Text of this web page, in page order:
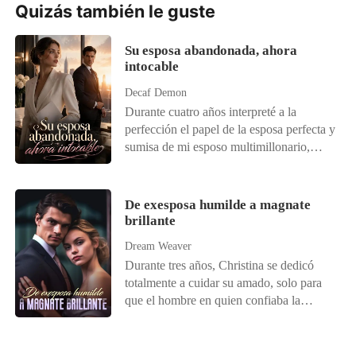
Quizás también le guste
Su esposa abandonada, ahora
intocable
Decaf Demon
Durante cuatro años interpreté a la
perfección el papel de la esposa perfecta y
sumisa de mi esposo multimillonario,
intentar cerrar un acuerdo de varios miles
de millones de dólares para su empresa,
a poner fin a toda esa farsa.
De exesposa humilde a magnate
brillante
Dream Weaver
Durante tres años, Christina se dedicó
totalmente a cuidar su amado, solo para
que el hombre en quien confiaba la